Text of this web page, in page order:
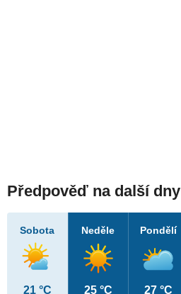
Předpověď na další dny
Sobota
21 °C
Neděle
25 °C
Pondělí
27 °C